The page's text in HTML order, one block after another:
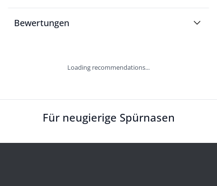
Bewertungen
Loading recommendations...
Für neugierige Spürnasen